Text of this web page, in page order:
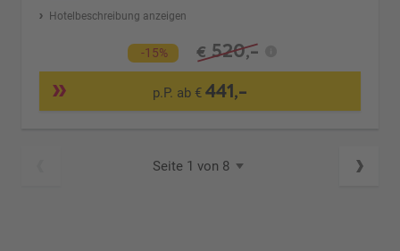
Hotelbeschreibung anzeigen
-15% € 520,-
p.P. ab € 441,-
Seite 1 von 8